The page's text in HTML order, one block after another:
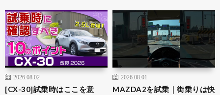
2026.08.02
[CX-30]試乗時はここを意
2026.08.01
MAZDA2を試乗｜街乗りは快